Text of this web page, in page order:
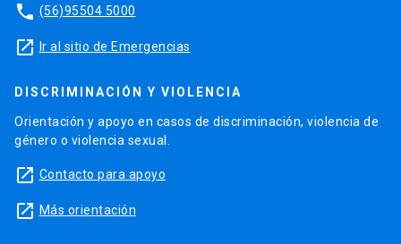
phone (56)95504 5000
launch Ir al sitio de Emergencias
DISCRIMINACIÓN Y VIOLENCIA
Orientación y apoyo en casos de discriminación, violencia de
género o violencia sexual.
launch Contacto para apoyo
launch Más orientación